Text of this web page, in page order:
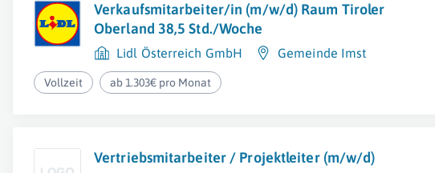
Verkaufsmitarbeiter/in (m/w/d) Raum Tiroler
Oberland 38,5 Std./Woche
Lidl Österreich GmbH Gemeinde Imst
Vollzeit ab 1.303€ pro Monat
Vertriebsmitarbeiter / Projektleiter (m/w/d)